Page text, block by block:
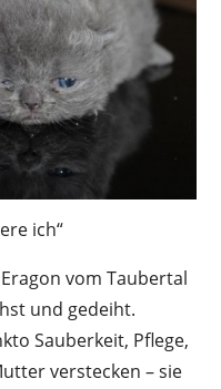
ich“
vom Taubertal
und gedeiht.
Sauberkeit, Pflege,
verstecken – sie